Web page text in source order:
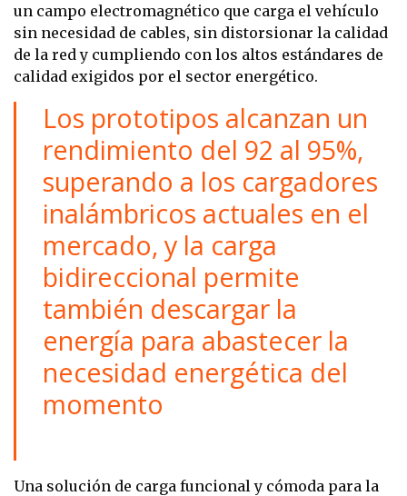
un campo electromagnético que carga el vehículo
sin necesidad de cables, sin distorsionar la calidad
de la red y cumpliendo con los altos estándares de
calidad exigidos por el sector energético.
Los prototipos alcanzan un
rendimiento del 92 al 95%,
superando a los cargadores
inalámbricos actuales en el
mercado, y la carga
bidireccional permite
también descargar la
energía para abastecer la
necesidad energética del
momento
Una solución de carga funcional y cómoda para la